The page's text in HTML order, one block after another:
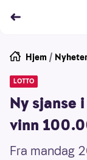
Hjem /
LOTTO
Ny sjanse
vinn
Fra mandag